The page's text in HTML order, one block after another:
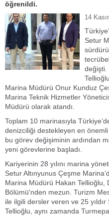
öğrenildi.
14
Setur
değişti.
Marina Müdürü Onur Kunduz
Marina Teknik Hizmetler
Müdürü olarak atandı.
Toplam 10 marinasıyla
denizciliği destekleyen en
bu görev değişiminin ardından
yeni görevlerine başladı.
Kariyerinin 28 yılını marina
Setur Altınyunus Çeşme
Marina Müdürü Hakan Tellioğlu,
Bölümü'nden mezun. Turizm
ile ilgili dersler veren ve 25 yıldır
Tellioğlu, aynı zamanda